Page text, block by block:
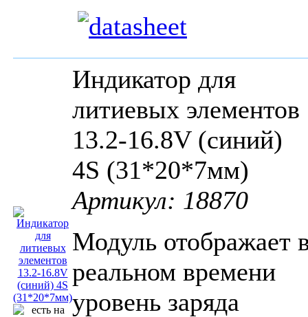
Индикатор для
литиевых элементов
13.2-16.8V (синий)
4S (31*20*7мм)
Артикул: 18870
Модуль отображает
реальном времени
уровень заряда